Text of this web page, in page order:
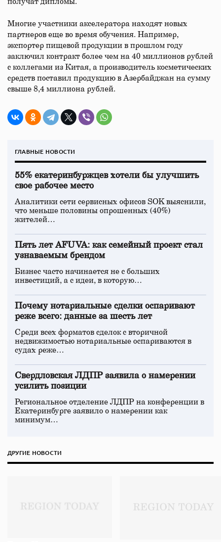
Многие участники акселератора находят новых
партнеров еще во время обучения. Например,
экспортер пищевой продукции в прошлом году
заключил контракт более чем на 40 миллионов рублей
с коллегами из Китая, а производитель косметических
средств поставил продукцию в Азербайджан на сумму
свыше 8,4 миллиона рублей.
ГЛАВНЫЕ НОВОСТИ
55% екатеринбуржцев хотели бы улучшить
свое рабочее место
Аналитики сети сервисных офисов SOK выяснили,
что меньше половины опрошенных (40%)
жителей…
Пять лет AFUVA: как семейный проект стал
узнаваемым брендом
Бизнес часто начинается не с больших
инвестиций, а с идеи, в которую…
Почему нотариальные сделки оспаривают
реже всего: данные за шесть лет
Среди всех форматов сделок с вторичной
недвижимостью нотариальные оспариваются в
судах реже…
Свердловская ЛДПР заявила о намерении
усилить позиции
Региональное отделение ЛДПР на конференции в
Екатеринбурге заявило о намерении как
минимум…
ДРУГИЕ НОВОСТИ